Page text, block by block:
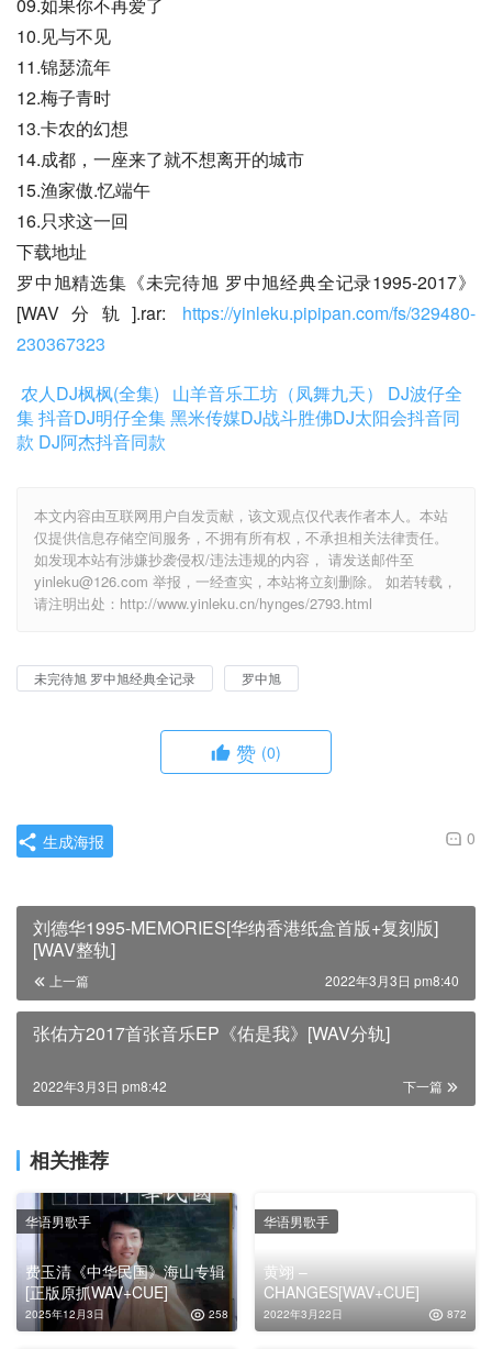
09.如果你不再爱了
10.见与不见
11.锦瑟流年
12.梅子青时
13.卡农的幻想
14.成都，一座来了就不想离开的城市
15.渔家傲.忆端午
16.只求这一回
下载地址
罗中旭精选集《未完待旭 罗中旭经典全记录1995-2017》
[WAV分轨].rar: https://yinleku.pipipan.com/fs/329480-
230367323
农人DJ枫枫(全集)
山羊音乐工坊（凤舞九天）
DJ波仔全
集抖音DJ明仔全集黑米传媒DJ战斗胜佛DJ太阳会抖音同
款 DJ阿杰抖音同款
本文内容由互联网用户自发贡献，该文观点仅代表作者本人。本站
仅提供信息存储空间服务，不拥有所有权，不承担相关法律责任。
如发现本站有涉嫌抄袭侵权/违法违规的内容， 请发送邮件至
yinleku@126.com 举报，一经查实，本站将立刻删除。 如若转载，
请注明出处：http://www.yinleku.cn/hynges/2793.html
未完待旭 罗中旭经典全记录 罗中旭
赞 (0)
0
生成海报
刘德华1995-MEMORIES[华纳香港纸盒首版+复刻版]
[WAV整轨]
上一篇 2022年3月3日 pm8:40
张佑方2017首张音乐EP《佑是我》[WAV分轨]
下一篇
2022年3月3日 pm8:42
相关推荐
费玉清《中华民国》海山专辑
[正版原抓WAV+CUE]
2025年12月3日 258
华语男歌手
黄翊 –
CHANGES[WAV+CUE]
2022年3月22日 872
华语男歌手